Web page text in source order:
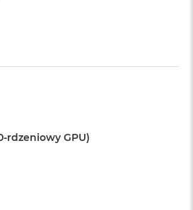
rdzeniowy GPU)